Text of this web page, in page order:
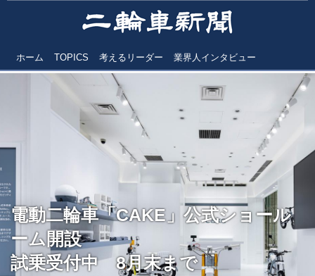
ホーム TOPICS 考えるリーダー 業界人インタビュー
電動二輪車「CAKE」公式ショール
ーム開設
試乗受付中 8月末まで